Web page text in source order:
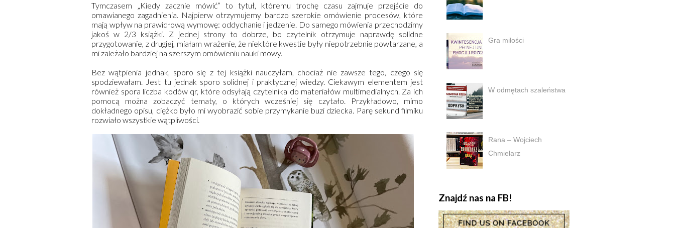
Tymczasem „Kiedy zacznie mówić” to tytuł, któremu trochę czasu zajmuje przejście do
omawianego zagadnienia. Najpierw otrzymujemy bardzo szerokie omówienie procesów, które
mają wpływ na prawidłową wymowę: oddychanie i jedzenie. Do samego mówienia przechodzimy
jakoś w 2/3 książki. Z jednej strony to dobrze, bo czytelnik otrzymuje naprawdę solidne
przygotowanie, z drugiej, miałam wrażenie, że niektóre kwestie były niepotrzebnie powtarzane, a
mi zależało bardziej na szerszym omówieniu nauki mowy.
Bez wątpienia jednak, sporo się z tej książki nauczyłam, chociaż nie zawsze tego, czego się
spodziewałam. Jest tu jednak sporo solidnej i praktycznej wiedzy. Ciekawym elementem jest
również spora liczba kodów qr, które odsyłają czytelnika do materiałów multimedialnych. Za ich
pomocą można zobaczyć tematy, o których wcześniej się czytało. Przykładowo, mimo
dokładnego opisu, ciężko było mi wyobrazić sobie przymykanie buzi dziecka. Parę sekund filmiku
rozwiało wszystkie wątpliwości.
Gra miłości
W odmętach szaleństwa
Rana – Wojciech
Chmielarz
Znajdź nas na FB!